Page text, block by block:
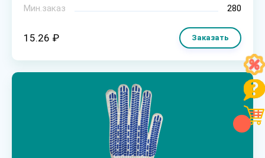
Мин.заказ
280
15.26 ₽ Заказать